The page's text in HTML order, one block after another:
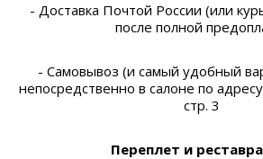
- Доставка Почтой России (или
после полной
- Самовывоз (и самый удобный
непосредственно в салоне по
стр. 3
Переплет и